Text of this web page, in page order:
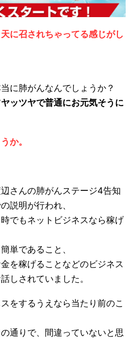
に召されちゃってる感じがし
に肺がんなんでしょうか？
ッツヤで普通にお元気そうに
か。
さんの肺がんステージ4告知
説明が行われ、
でもネットビジネスなら稼げ
単であること、
を稼げることなどのビジネス
しされていました。
をするうえなら当たり前のこ
通りで、間違っていないと思